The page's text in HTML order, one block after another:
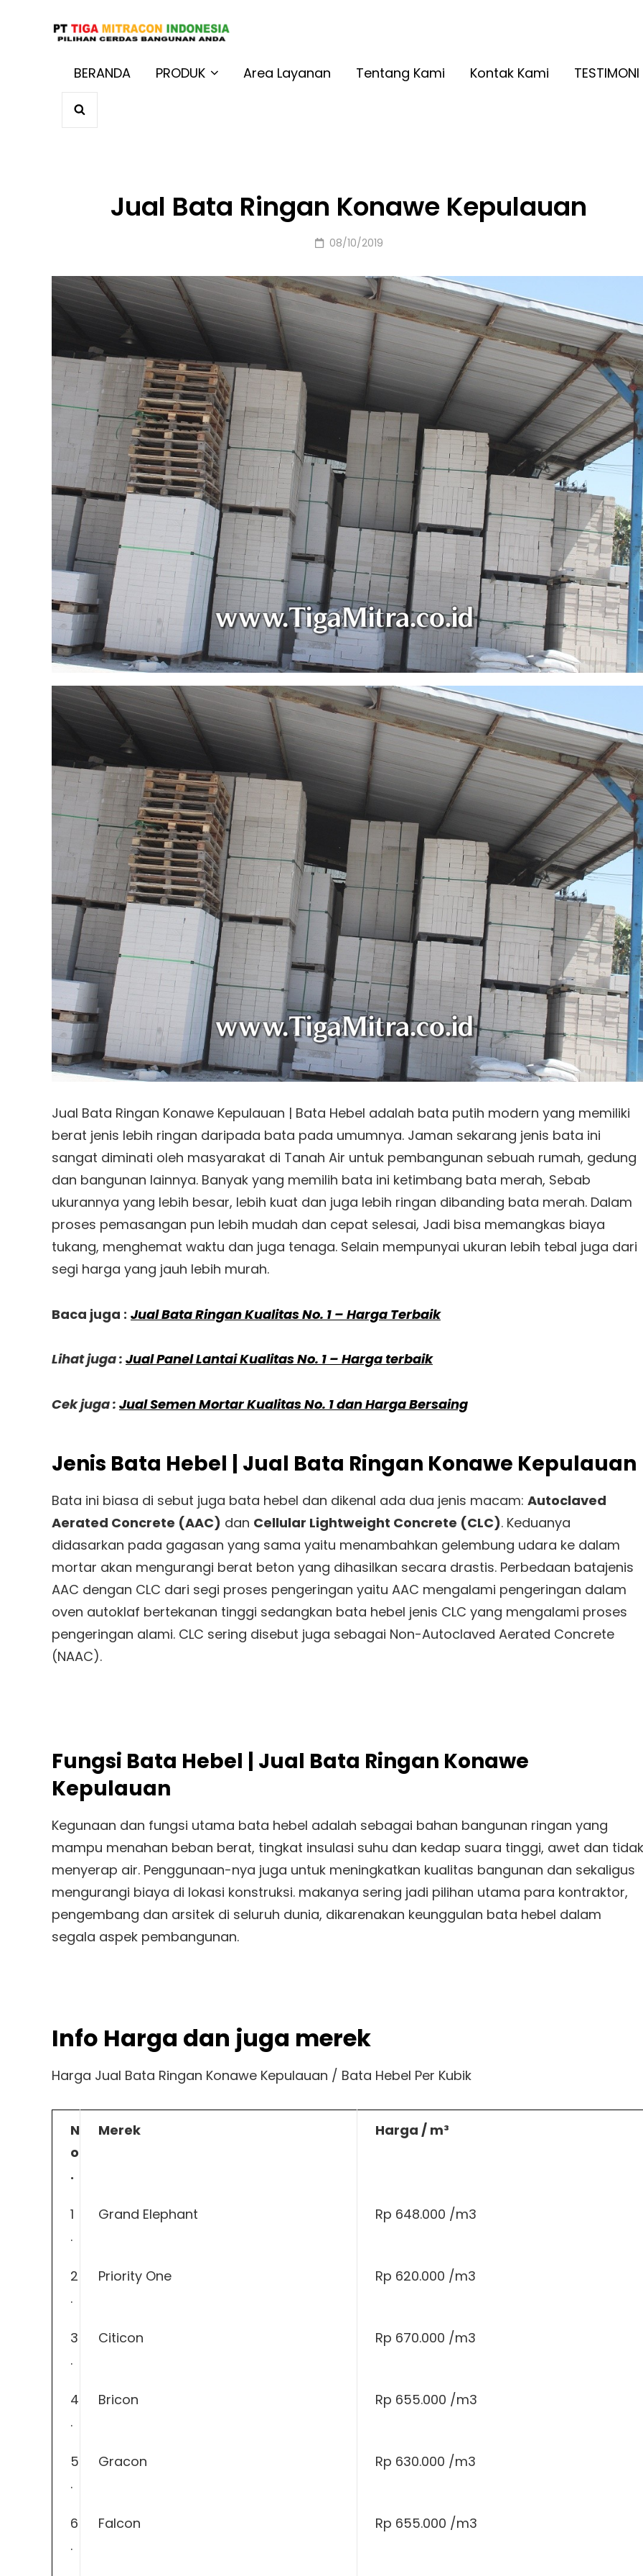
BERANDA PRODUK Area Layanan Tentang Kami Kontak Kami TESTIMONI
Jual Bata Ringan Konawe Kepulauan
Posted
08/10/2019
Jual Bata Ringan Konawe Kepulauan | Bata Hebel adalah bata putih modern yang memiliki
berat jenis lebih ringan daripada bata pada umumnya. Jaman sekarang jenis bata ini
sangat diminati oleh masyarakat di Tanah Air untuk pembangunan sebuah rumah, gedung
dan bangunan lainnya. Banyak yang memilih bata ini ketimbang bata merah, Sebab
ukurannya yang lebih besar, lebih kuat dan juga lebih ringan dibanding bata merah. Dalam
proses pemasangan pun lebih mudah dan cepat selesai, Jadi bisa memangkas biaya
tukang, menghemat waktu dan juga tenaga. Selain mempunyai ukuran lebih tebal juga dari
segi harga yang jauh lebih murah.
Baca juga : Jual Bata Ringan Kualitas No. 1 – Harga Terbaik
Lihat juga : Jual Panel Lantai Kualitas No. 1 – Harga terbaik
Cek juga : Jual Semen Mortar Kualitas No. 1 dan Harga Bersaing
Jenis Bata Hebel | Jual Bata Ringan Konawe Kepulauan
Bata ini biasa di sebut juga bata hebel dan dikenal ada dua jenis macam: Autoclaved
Aerated Concrete (AAC) dan Cellular Lightweight Concrete (CLC). Keduanya
didasarkan pada gagasan yang sama yaitu menambahkan gelembung udara ke dalam
mortar akan mengurangi berat beton yang dihasilkan secara drastis. Perbedaan batajenis
AAC dengan CLC dari segi proses pengeringan yaitu AAC mengalami pengeringan dalam
oven autoklaf bertekanan tinggi sedangkan bata hebel jenis CLC yang mengalami proses
pengeringan alami. CLC sering disebut juga sebagai Non-Autoclaved Aerated Concrete
(NAAC).
Fungsi Bata Hebel | Jual Bata Ringan Konawe
Kepulauan
Kegunaan dan fungsi utama bata hebel adalah sebagai bahan bangunan ringan yang
mampu menahan beban berat, tingkat insulasi suhu dan kedap suara tinggi, awet dan tidak
menyerap air. Penggunaan-nya juga untuk meningkatkan kualitas bangunan dan sekaligus
mengurangi biaya di lokasi konstruksi. makanya sering jadi pilihan utama para kontraktor,
pengembang dan arsitek di seluruh dunia, dikarenakan keunggulan bata hebel dalam
segala aspek pembangunan.
Info Harga dan juga merek
Harga Jual Bata Ringan Konawe Kepulauan / Bata Hebel Per Kubik
N
o
.
Merek Harga / m³
1
.
Grand Elephant Rp 648.000 /m3
2
.
Priority One Rp 620.000 /m3
3
.
Citicon Rp 670.000 /m3
4
.
Bricon Rp 655.000 /m3
5
.
Gracon Rp 630.000 /m3
6
.
Falcon Rp 655.000 /m3